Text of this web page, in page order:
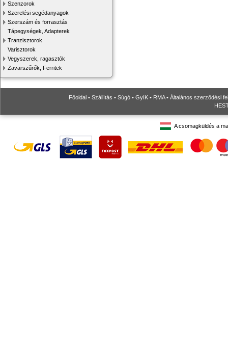
Szenzorok
Szerelési segédanyagok
Szerszám és forrasztás
Tápegységek, Adapterek
Tranzisztorok
Varisztorok
Vegyszerek, ragasztók
Zavarszűrők, Ferritek
Főoldal • Szállítás • Súgó • GyIK • RMA• Általános szerződési
A csomagküldés a